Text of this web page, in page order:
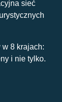
sieć
w 8 krajach:
i nie tylko.